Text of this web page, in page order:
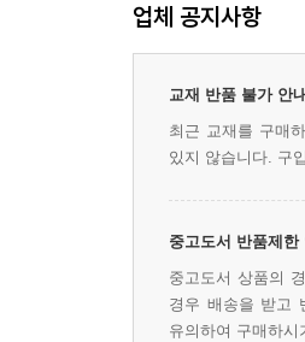
업체 공지사항
교재 반품 불가 안내
최근 교재를 구매
있지 않습니다. 구
중고도서 반품제한
중고도서 상품의
경우 배송을 받고
유의하여 구매하시